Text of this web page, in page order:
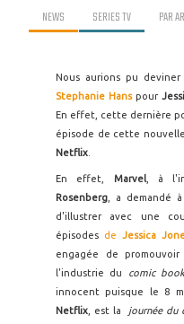
NEWS SERIES TV PAR
Nous aurions pu
Stephanie Hans pour
En effet, cette dernière
épisode de cette
Netflix
En effet, Marvel, à
Rosenberg
a demandé
d'illustrer avec une
épisodes deJessica
engagée de
l'industrie du
comic book
innocent puisque le 8
Netflix , est la journée du